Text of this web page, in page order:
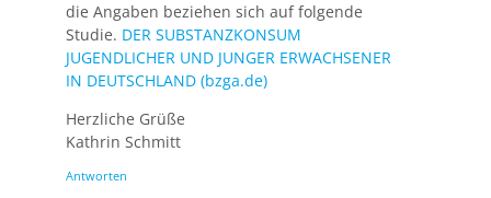
die Angaben beziehen sich auf folgende
Studie. DER SUBSTANZKONSUM
JUGENDLICHER UND JUNGER ERWACHSENER
IN DEUTSCHLAND (bzga.de)
Herzliche Grüße
Kathrin Schmitt
Antworten